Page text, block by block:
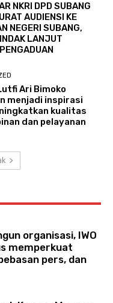
NKRI DPD SUBANG
AUDIENSI KE
NEGERI SUBANG,
LANJUT
Ari Bimoko
menjadi inspirasi
kualitas
dan pelayanan
organisasi, IWO
memperkuat
pers, dan